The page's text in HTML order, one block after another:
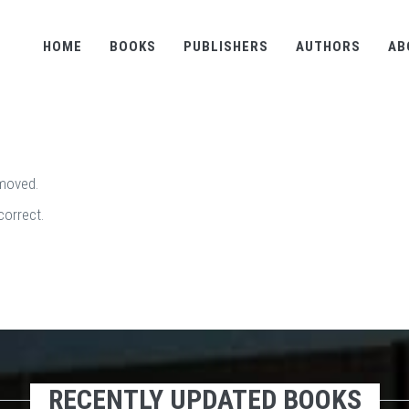
HOME BOOKS PUBLISHERS AUTHORS
RECENTLY UPDATED BOOKS